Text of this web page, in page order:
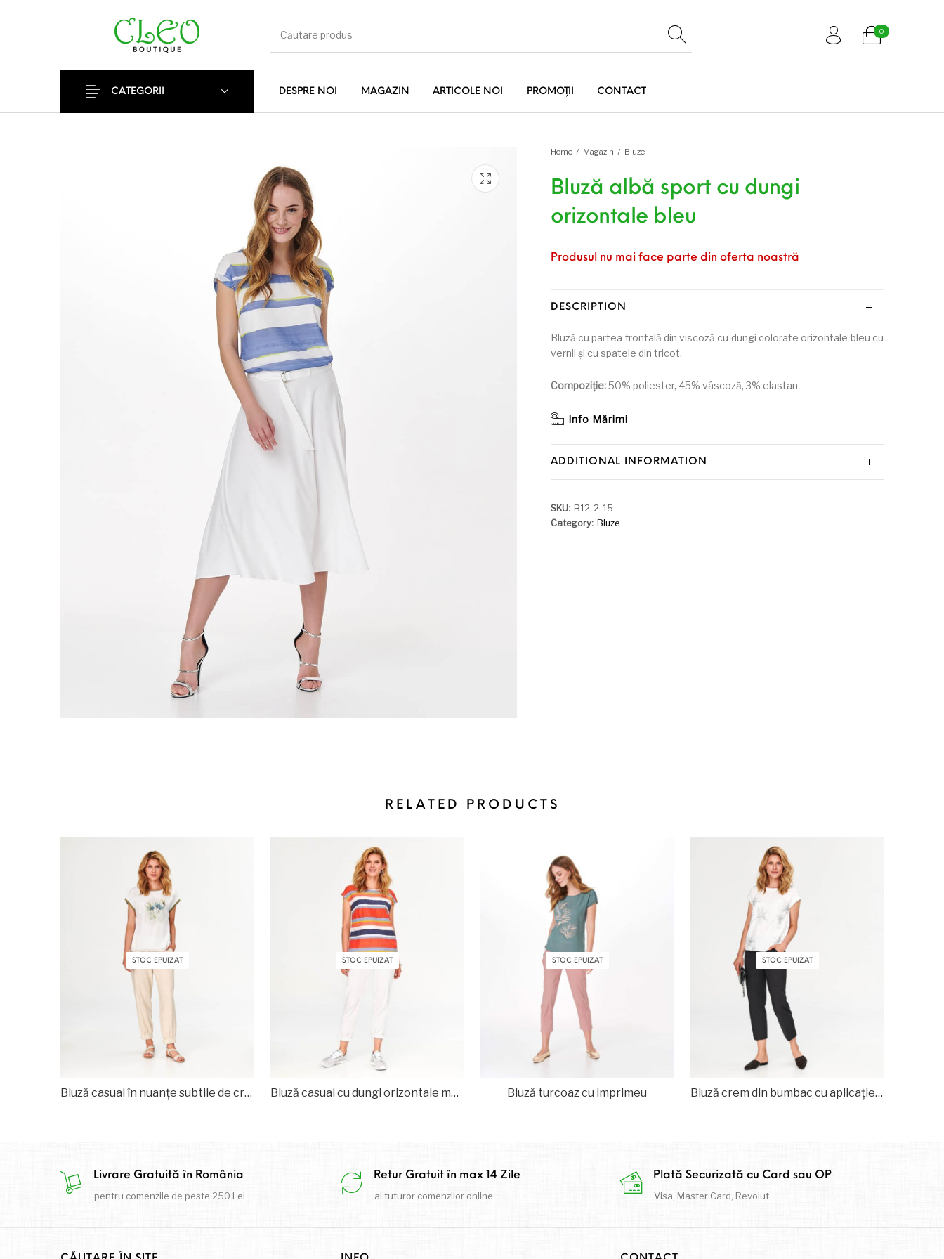
0
DESPRE NOI MAGAZIN ARTICOLE NOI PROMOȚII CONTACT
CATEGORII
Cămăși
Jeans Paltoane
Home / Magazin / Bluze
Bluză albă sport cu dungi
orizontale bleu
Produsul nu mai face parte din oferta noastră
DESCRIPTION
Bluză cu partea frontală din viscoză cu dungi colorate orizontale bleu cu
vernil și cu spatele din tricot.
Compoziție:50% poliester, 45% vâscoză, 3% elastan
Info Mărimi
ADDITIONAL INFORMATION
SKU: B12-2-15
Category: Bluze
RELATED PRODUCTS
STOC EPUIZAT
Bluză casual în nuanțe subtile de crem și kaki
STOC EPUIZAT
Bluză casual cu dungi orizontale multicolore
STOC EPUIZAT
Bluză turcoaz cu imprimeu
STOC EPUIZAT
Bluză crem din bumbac cu aplicație florală
Livrare Gratuită în România
pentru comenzile de peste 250 Lei
Retur Gratuit în max 14 Zile
al tuturor comenzilor online
Plată Securizată cu Card sau OP
Visa, Master Card, Revolut